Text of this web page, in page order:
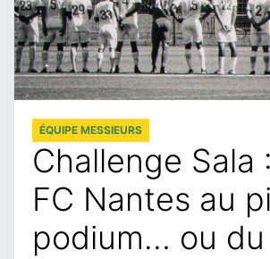
ÉQUIPE MESSIEURS
Challenge Sala
FC Nantes au
podium… ou du